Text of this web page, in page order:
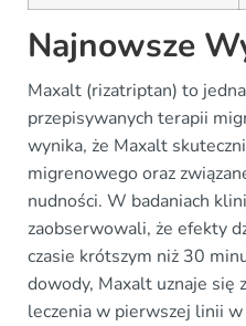
Najnowsze
Maxalt (rizatriptan) to
przepisywanych terapii
wynika, że Maxalt
migrenowego oraz
nudności. W badaniach
zaobserwowali, że efekty
czasie krótszym niż 30
dowody, Maxalt uznaje się
leczenia w pierwszej linii